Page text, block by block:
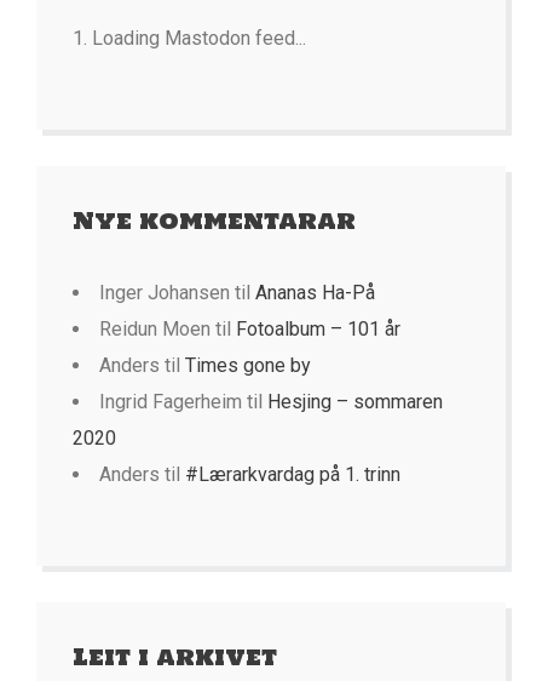
Loading Mastodon feed...
Nye kommentarar
Inger Johansen til Ananas Ha-På
Reidun Moen til
Fotoalbum – 101 år
Anders til Times gone by
Ingrid Fagerheim til
Hesjing – sommaren
2020
Anders til #Lærarkvardag på 1. trinn
Leit i arkivet